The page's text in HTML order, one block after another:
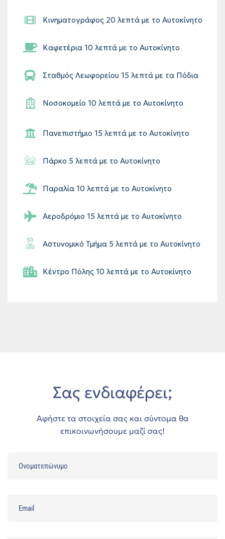
Κινηματογράφος 20 λεπτά με το Αυτοκίνητο
Καφετέρια 10 λεπτά με το Αυτοκίνητο
Σταθμός Λεωφορείου 15 λεπτά με τα Πόδια
Νοσοκομείο 10 λεπτά με το Αυτοκίνητο
Πανεπιστήμιο 15 λεπτά με το Αυτοκίνητο
Πάρκο 5 λεπτά με το Αυτοκίνητο
Παραλία 10 λεπτά με το Αυτοκίνητο
Αεροδρόμιο 15 λεπτά με το Αυτοκίνητο
Αστυνομικό Τμήμα 5 λεπτά με το Αυτοκίνητο
Κέντρο Πόλης 10 λεπτά με το Αυτοκίνητο
Σας ενδιαφέρει;
Αφήστε τα στοιχεία σας και σύντομα θα
επικοινωνήσουμε μαζί σας!